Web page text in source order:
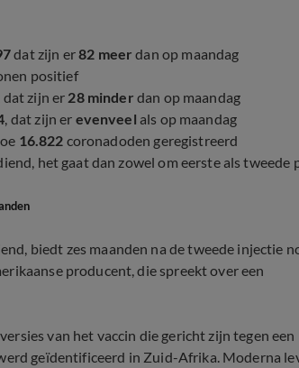
dat zijn er82 meerdan op maandag
positief
dat zijn er 28 minder dan op maandag
, dat zijn er evenveel als op maandag
16.822 coronadoden geregistreerd
het gaat dan zowel om eerste als tweede
biedt zes maanden na de tweede injectie
producent, die spreekt over een
van het vaccin die gericht zijn tegen een
geïdentificeerd in Zuid-Afrika. Moderna